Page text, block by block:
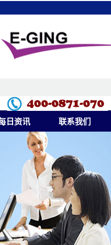
日资讯 联系我们